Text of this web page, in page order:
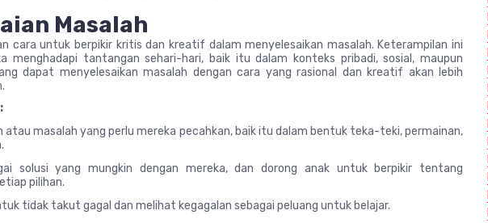
Masalah
cara untuk berpikir kritis dan kreatif dalam menyelesaikan masalah. Keterampilan ini
menghadapi tantangan sehari-hari, baik itu dalam konteks pribadi, sosial, maupun
dapat menyelesaikan masalah dengan cara yang rasional dan kreatif akan lebih
atau masalah yang perlu mereka pecahkan, baik itu dalam bentuk teka-teki, permainan,
solusi yang mungkin dengan mereka, dan dorong anak untuk berpikir tentang
pilihan.
tidak takut gagal dan melihat kegagalan sebagai peluang untuk belajar.